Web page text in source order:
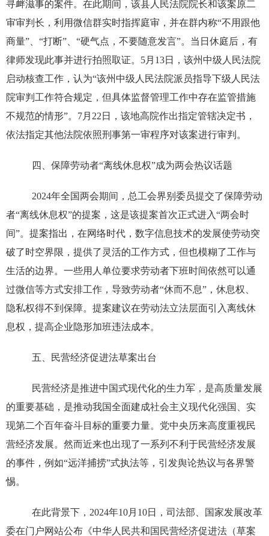
寻衅滋事的案件。在此期间，该县人民法院院长和该案原二
审审判长，利用微信群实时指挥庭审，并在群内称“不用跟他
商量”、“打断”、“硬气点，不要随意发言”。当日休庭后，有
律师发现此事并进行拍照取证。5月13日，该州中级人民法院
启动核查工作，认为“该州中级人民法院派员指导下级人民法
院审判工作符合规定，但具体监督管理工作中存在监管措施
不规范的情形”。7月22日，该地高院作出指定管辖决定书，
依法指定其他法院依照刑事第一审程序对该案进行审判。
四、保障劳动者“离线休息权”成为两会热议话题
2024年全国两会期间，总工会界别委员提交了保障劳动
者“离线休息权”的提案，这是该提案首次正式进入“两会时
间”。提案指出，在网络时代，数字信息技术的发展使劳动突
破了时空界限，提供了灵活的工作方式，但也模糊了工作与
生活的边界。一些用人单位要求劳动者下班时间依然可以通
过微信等方式安排工作，导致劳动者“休而不息”，休息权、
隐私权得不到保障。提案建议在劳动法立法层面引入离线休
息权，提高企业隐形加班违法成本。
五、民营经济促进法草案出台
民营经济是推进中国式现代化的生力军，是高质量发展
的重要基础，是推动我国全面建成社会主义现代化强国、实
现第二个百年奋斗目标的重要力量。党中央历来高度重视民
营经济发展。然而近来也出现了一系列不利于民营经济发展
的事件，例如“远洋捕捞”式执法等，引发舆论热议与各界警
惕。
在此背景下，2024年10月10日，司法部、国家发展改革
委在门户网站公布《中华人民共和国民营经济促进法（草案